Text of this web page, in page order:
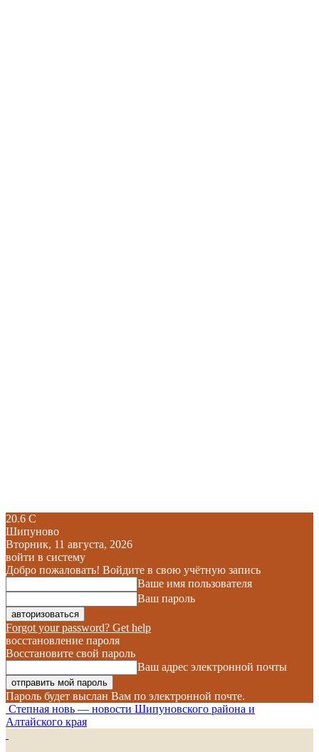
20.6 C
Шипуново
Вторник, 11 августа, 2026
войти в систему
Добро пожаловать! Войдите в свою учётную запись
Ваше имя пользователя
Ваш пароль
Forgot your password? Get help
восстановление пароля
Восстановите свой пароль
Ваш адрес электронной почты
Пароль будет выслан Вам по электронной почте.
Степная новь — новости Шипуновского района и
Алтайского края